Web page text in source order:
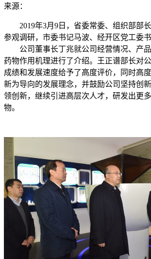
来源：
2019年3月9日，省委常委、组织部部长
参观调研，市委书记马波、经开区党工委
公司董事长丁兆就公司经营情况、产品
药物作用机理进行了介绍。王正谱部长对
成绩和发展速度给予了高度评价，同时高
新为导向的发展理念，并鼓励公司坚持创
领创新，继续引进高层次人才，研发出更
物。